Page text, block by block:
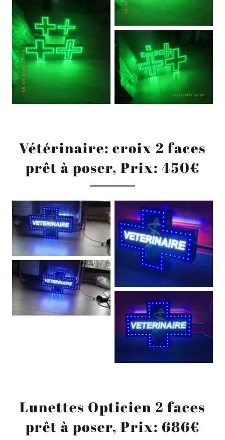
Vétérinaire: croix 2 faces
prêt à poser, Prix: 450€
Lunettes Opticien 2 faces
prêt à poser, Prix: 686€